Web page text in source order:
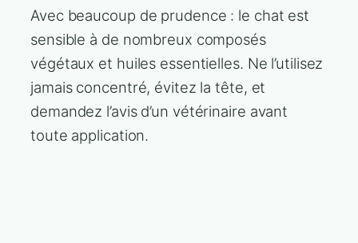
Avec beaucoup de prudence : le chat est
sensible à de nombreux composés
végétaux et huiles essentielles. Ne l’utilisez
jamais concentré, évitez la tête, et
demandez l’avis d’un vétérinaire avant
toute application.